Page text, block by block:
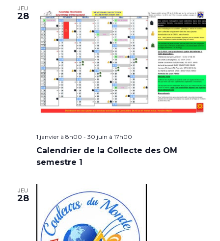
JEU
28
1 janvier à 8h00 - 30 juin à 17h00
Calendrier de la Collecte des OM
semestre 1
JEU
28